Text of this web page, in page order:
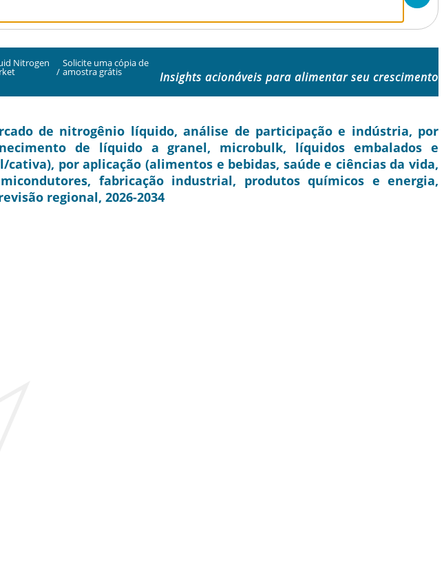
Nitrogen
/
Solicite uma cópia de
amostra grátis Insights acionáveis ​​para alimentar seu crescimento
de nitrogênio líquido, análise de participação e indústria, por
de líquido a granel, microbulk, líquidos embalados e
cativa), por aplicação (alimentos e bebidas, saúde e ciências da vida,
fabricação industrial, produtos químicos e energia,
regional, 2026-2034